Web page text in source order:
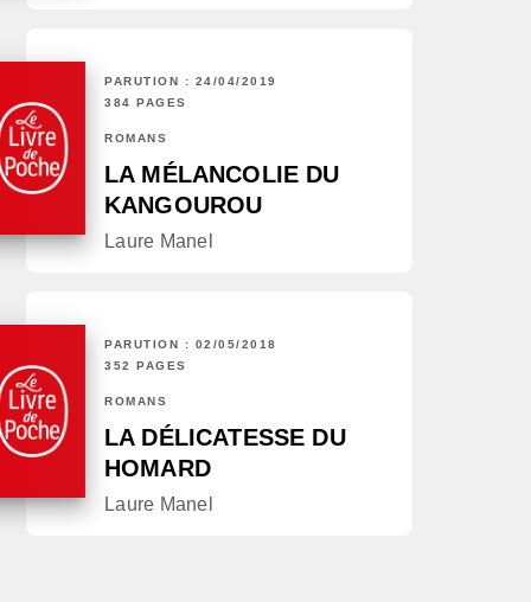
PARUTION : 24/04/2019
384 PAGES
ROMANS
LA MÉLANCOLIE DU
KANGOUROU
Laure Manel
PARUTION : 02/05/2018
352 PAGES
ROMANS
LA DÉLICATESSE DU
HOMARD
Laure Manel